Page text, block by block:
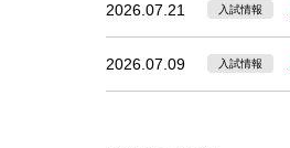
2026.07.21 入試情報
2026.07.09 入試情報